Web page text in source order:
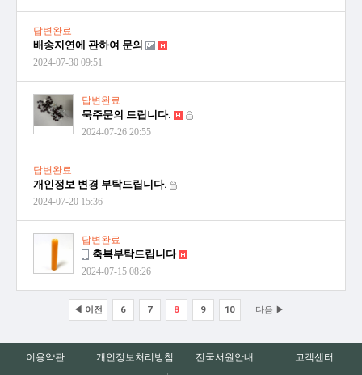
답변완료
배송지연에 관하여 문의
2024-07-30 09:51
답변완료
묵주문의 드립니다.
2024-07-26 20:55
답변완료
개인정보 변경 부탁드립니다.
2024-07-20 15:36
답변완료
축복부탁드립니다
2024-07-15 08:26
◀ 이전 6 7 8 9 10 다음 ▶
이용약관 개인정보처리방침 전국서원안내 고객센터